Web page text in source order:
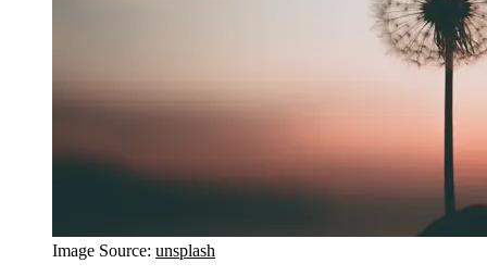
Image Source: unsplash